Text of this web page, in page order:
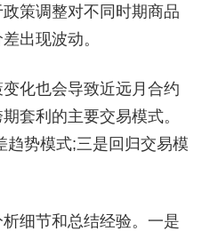
策调整对不同时期商品
出现波动。
化也会导致近远月合约
套利的主要交易模式。
趋势模式;三是回归交易模
细节和总结经验。一是